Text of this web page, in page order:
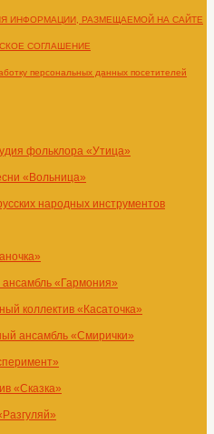
ИНФОРМАЦИИ, РАЗМЕЩАЕМОЙ НА САЙТЕ
СОГЛАШЕНИЕ
персональных данных посетителей
фольклора «Утица»
«Вольница»
народных инструментов
«Гармония»
коллектив «Касаточка»
ансамбль «Смирички»
«Сказка»